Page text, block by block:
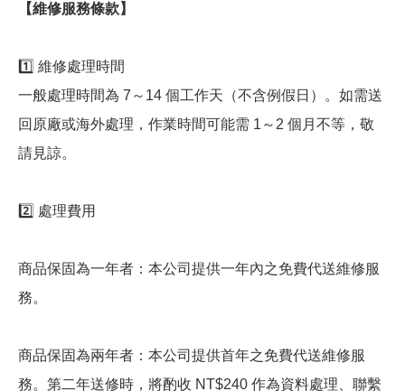
【維修服務條款】
1️⃣ 維修處理時間
一般處理時間為 7～14 個工作天（不含例假日）。如需送
回原廠或海外處理，作業時間可能需 1～2 個月不等，敬
請見諒。
2️⃣ 處理費用
商品保固為一年者：本公司提供一年內之免費代送維修服
務。
商品保固為兩年者：本公司提供首年之免費代送維修服
務。第二年送修時，將酌收 NT$240 作為資料處理、聯繫